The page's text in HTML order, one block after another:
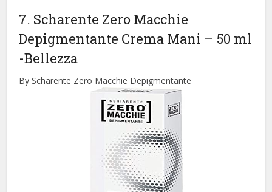
7. Scharente Zero Macchie
Depigmentante Crema Mani – 50 ml
-Bellezza
By Scharente Zero Macchie Depigmentante